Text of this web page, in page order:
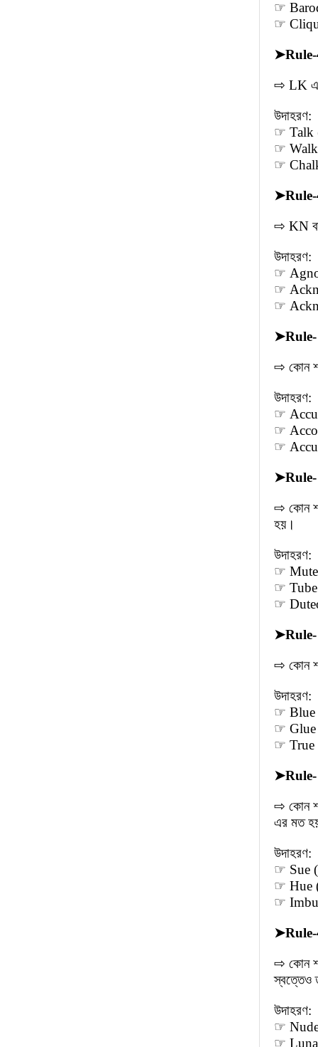
☞
☞
➤
⇨ LK এর
উদাহরণ:
☞ Talk
☞ Walk
☞
➤
⇨ KN
উদাহরণ:
☞
☞
☞
➤
⇨ কোন
উদাহরণ:
☞
☞
☞
➤
⇨ কোন
হয়।
উদাহরণ:
☞ Mute
☞ Tube
☞
➤
⇨ কোন
উদাহরণ:
☞ Blue
☞ Glue
☞ True
➤
⇨ কোন
এর মত
উদাহরণ:
☞ Sue
☞ Hue
☞
➤
⇨ কোন
স্বত্তেও
উদাহরণ:
☞ Nude
☞